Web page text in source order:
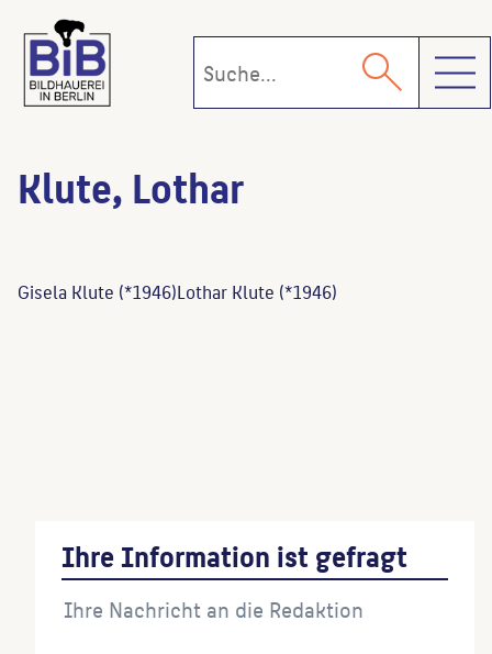
Klute, Lothar
Gisela Klute (*1946)Lothar Klute (*1946)
Ihre Information ist gefragt